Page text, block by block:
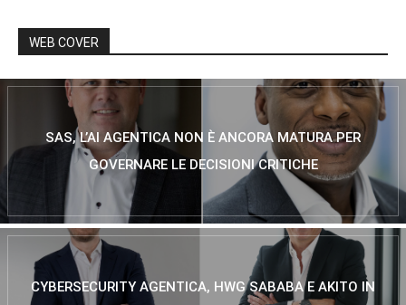
WEB COVER
SAS, L’AI AGENTICA NON È ANCORA MATURA PER
GOVERNARE LE DECISIONI CRITICHE
CYBERSECURITY AGENTICA, HWG SABABA E AKITO IN